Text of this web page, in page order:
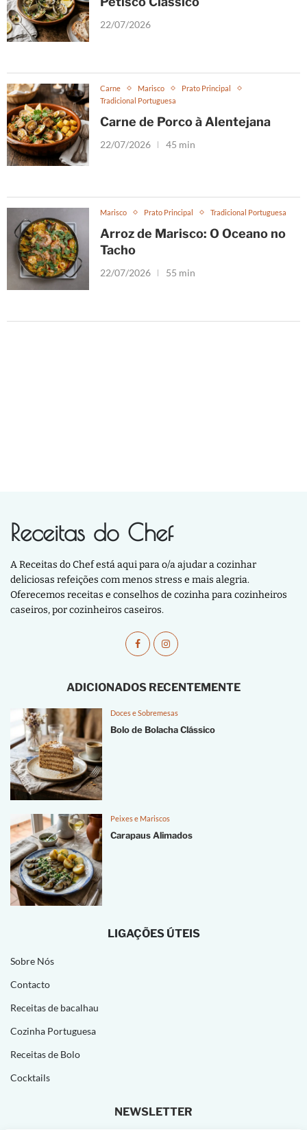
22/07/2026
Carne Marisco
Prato Principal
Tradicional Portuguesa
Carne de Porco à Alentejana
22/07/2026 45 min
Marisco Prato Principal Tradicional Portuguesa
Arroz de Marisco: O Oceano no
Tacho
22/07/2026 55 min
Receitas do Chef
A Receitas do Chef está aqui para o/a ajudar a cozinhar
deliciosas refeições com menos stress e mais alegria.
Oferecemos receitas e conselhos de cozinha para cozinheiros
caseiros, por cozinheiros caseiros.
ADICIONADOS RECENTEMENTE
Doces e Sobremesas
Bolo de Bolacha Clássico
Peixes e Mariscos
Carapaus Alimados
LIGAÇÕES ÚTEIS
Sobre Nós
Contacto
Receitas de bacalhau
Cozinha Portuguesa
Receitas de Bolo
Cocktails
NEWSLETTER